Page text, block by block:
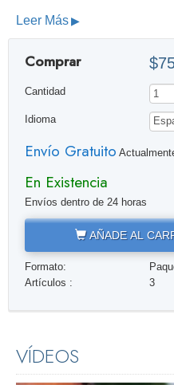
Leer Más
Comprar
Cantidad
Idioma
Envío Gratuito
En Existencia
Envíos dentro de 24 horas
AÑADE AL
Formato:
Artículos :
3
VÍDEOS